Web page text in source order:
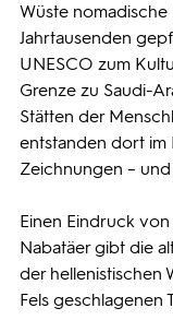
Wüste nomadische
Jahrtausenden
UNESCO zum
Grenze zu Saudi-
Stätten der
entstanden dort im
Zeichnungen –
Einen Eindruck
Nabatäer gibt die
der hellenistischen
Fels geschlagenen